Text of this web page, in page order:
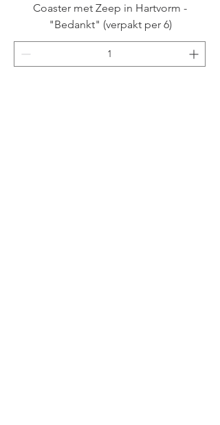
Coaster met Zeep in Hartvorm -
"Bedankt" (verpakt per 6)